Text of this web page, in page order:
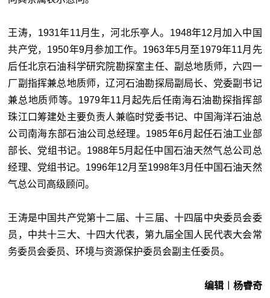
王涛，1931年11月生，河北乐亭人。1948年12月加入中国
共产党，1950年9月参加工作。1963年5月至1979年11月先
后任北京石油科学研究院勘探室主任、副总地质师，六四一
厂副指挥兼总地质师，辽河石油勘探局副局长、党委副书记
兼总地质师等。1979年11月起先后任南海石油勘探指挥部
珠江口筹建处主要负责人兼临时党委书记、中国海洋石油总
公司南海东部石油公司总经理。1985年6月起任石油工业部
部长、党组书记。1988年5月起任中国石油天然气总公司总
经理、党组书记。1996年12月至1998年3月任中国石油天然
气总公司高级顾问。
王涛是中国共产党第十二届、十三届、十四届中央委员会委
员，中共十三大、十四大代表，第九届全国人民代表大会常
务委员会委员、环境与资源保护委员会副主任委员。
编辑︱杨睿奇